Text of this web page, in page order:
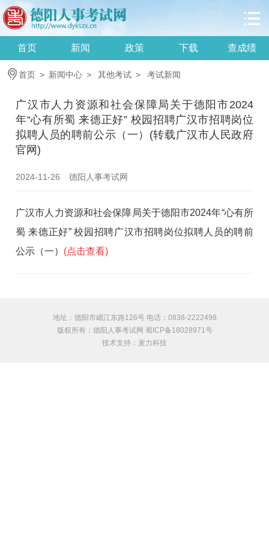
首页 新闻 政策 下载 查成绩
首页 > 新闻中心 > 其他考试 > 考试新闻
广汉市人力资源和社会保障局关于德阳市2024
年“心有所蜀 来德正好” 校园招聘广汉市招聘岗位
拟聘人员的聘前公示（一）(转载广汉市人民政府
官网)
2024-11-26 德阳人事考试网
广汉市人力资源和社会保障局关于德阳市2024年“心有所
蜀 来德正好” 校园招聘广汉市招聘岗位拟聘人员的聘前
公示（一） (点击查看)
地址：德阳市岷江东路126号 电话：0838-2222498
版权所有：德阳人事考试网 蜀ICP备18028971号
技术支持： 麦力科技